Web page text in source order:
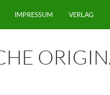
IMPRESSUM VERLAG